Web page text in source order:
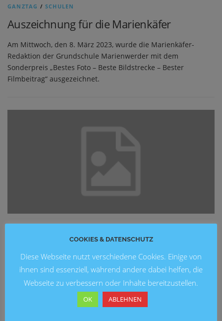
GANZTAG /SCHULEN
Auszeichnung für die Marienkäfer
Am Mittwoch, den 8. März 2023, wurde die Marienkäfer-
Redaktion der Grundschule Marienwerder mit dem
Sonderpreis „Bestes Foto – Beste Bildstrecke – Bester
Filmbeitrag“ ausgezeichnet.
Kleine Journalisten – ganz groß!
Am 25. und 26. 01 konnten wir an der Grundschule am
Stöckener Bach stolze Kinderaugen betrachten. Die Schüler
und Schülerinnen der Schülerzeitungs-AG haben in den
großen Pausen ihre selbst entworfene …
COOKIES & DATENSCHUTZ
Diese Webseite nutzt verschiedene Cookies. Einige von
ihnen sind essenziell, während andere dabei helfen, die
Webseite zu verbessern oder Inhalte bereitzustellen.
OK ABLEHNEN